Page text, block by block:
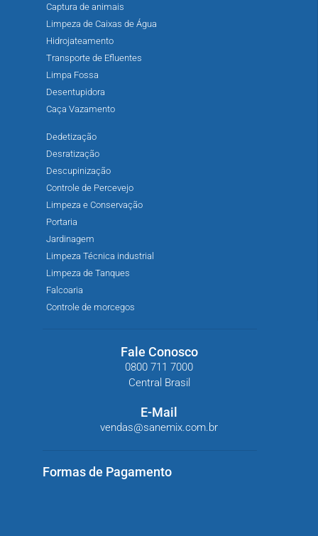
Captura de animais
Limpeza de Caixas de Água
Hidrojateamento
Transporte de Efluentes
Limpa Fossa
Desentupidora
Caça Vazamento
Dedetização
Desratização
Descupinização
Controle de Percevejo
Limpeza e Conservação
Portaria
Jardinagem
Limpeza Técnica industrial
Limpeza de Tanques
Falcoaria
Controle de morcegos
Fale Conosco
0800 711 7000
Central Brasil
E-Mail
vendas@sanemix.com.br
Formas de Pagamento